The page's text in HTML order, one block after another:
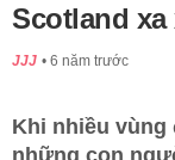
Scotland
JJJ 6 năm trước
Khi nhiều vùng
những con